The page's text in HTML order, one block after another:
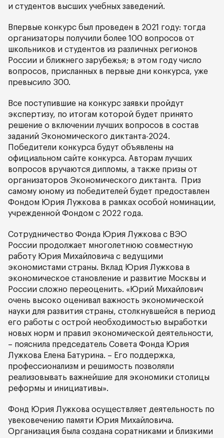
и студентов высших учебных заведений.
Впервые конкурс был проведен в 2021 году: тогда
организаторы получили более 100 вопросов от
школьников и студентов из различных регионов
России и ближнего зарубежья; в этом году число
вопросов, присланных в первые дни конкурса, уже
превысило 300.
Все поступившие на конкурс заявки пройдут
экспертизу, по итогам которой будет принято
решение о включении лучших вопросов в состав
заданий Экономического диктанта-2024.
Победители конкурса будут объявлены на
официальном сайте конкурса. Авторам лучших
вопросов вручаются дипломы, а также призы от
организаторов Экономического диктанта. Приз
самому юному из победителей будет предоставлен
Фондом Юрия Лужкова в рамках особой номинации,
учрежденной Фондом с 2022 года.
Сотрудничество Фонда Юрия Лужкова с ВЭО
России продолжает многолетнюю совместную
работу Юрия Михайловича с ведущими
экономистами страны. Вклад Юрия Лужкова в
экономическое становление и развитие Москвы и
России сложно переоценить. «Юрий Михайлович
очень высоко оценивал важность экономической
науки для развития страны, столкнувшейся в период
его работы с острой необходимостью выработки
новых норм и правил экономической деятельности,
– пояснила председатель Совета Фонда Юрия
Лужкова Елена Батурина. – Его поддержка,
профессионализм и решимость позволяли
реализовывать важнейшие для экономики столицы
реформы и инициативы».
Фонд Юрия Лужкова осуществляет деятельность по
увековечению памяти Юрия Михайловича.
Организация была создана соратниками и близкими